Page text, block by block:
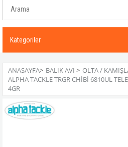
Kategoriler
ANASAYFA> BALIK AVI > OLTA /
ALPHA TACKLE TRGR CHIBI 6810UL
4GR